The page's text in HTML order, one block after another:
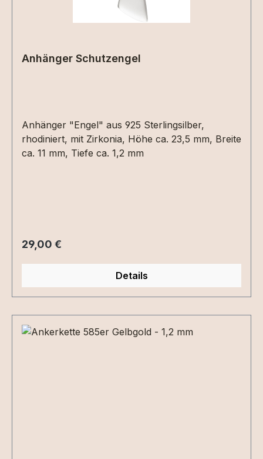
Anhänger Schutzengel
Anhänger "Engel" aus 925 Sterlingsilber,
rhodiniert, mit Zirkonia, Höhe ca. 23,5 mm, Breite
ca. 11 mm, Tiefe ca. 1,2 mm
Regulärer Preis:
29,00 €
Details